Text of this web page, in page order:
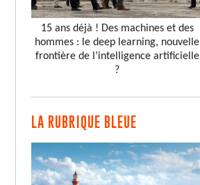
15 ans déjà ! Des machines et des
hommes : le deep learning, nouvelle
frontière de l’intelligence artificielle
?
LA RUBRIQUE BLEUE